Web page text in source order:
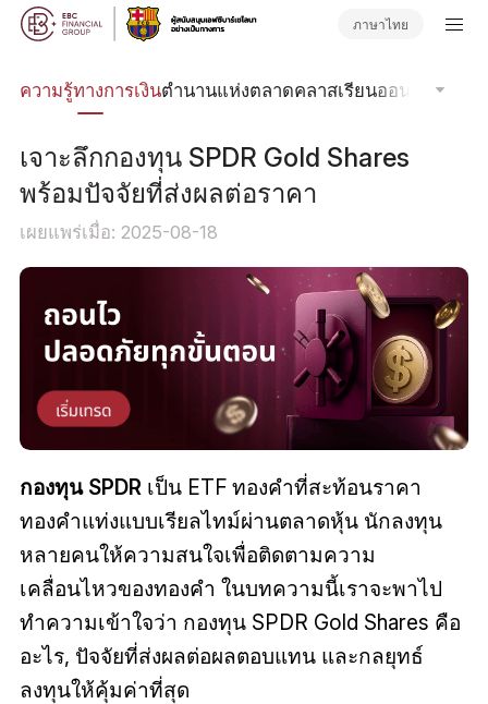
ภาษาไทย
ความรู้ทางการเงินตำนานแห่งตลาดคลาสเรียนออนไลน์โฟกั
เจาะลึกกองทุน SPDR Gold Shares
พร้อมปัจจัยที่ส่งผลต่อราคา
เผยแพร่เมื่อ: 2025-08-18
กองทุน SPDR เป็น ETF ทองคำที่สะท้อนราคา
ทองคำแท่งแบบเรียลไทม์ผ่านตลาดหุ้น นักลงทุน
หลายคนให้ความสนใจเพื่อติดตามความ
เคลื่อนไหวของทองคำ ในบทความนี้เราจะพาไป
ทำความเข้าใจว่า กองทุน SPDR Gold Shares คือ
อะไร, ปัจจัยที่ส่งผลต่อผลตอบแทน และกลยุทธ์
ลงทุนให้คุ้มค่าที่สุด